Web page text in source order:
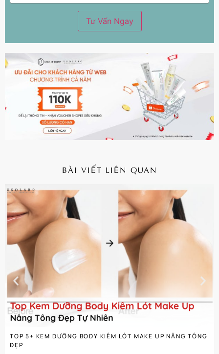
BÀI VIẾT LIÊN QUAN
TOP 5+ KEM DƯỠNG BODY KIÊM LÓT MAKE UP NÂNG TÔNG
ĐẸP